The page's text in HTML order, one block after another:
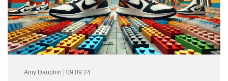
Amy Dauphin | 09.09.24